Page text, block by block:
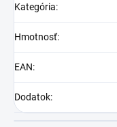
Kategória:
Hmotnosť:
EAN:
Dodatok: